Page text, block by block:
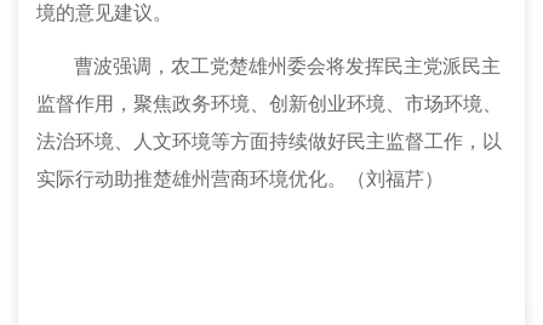
境的意见建议。
曹波强调，农工党楚雄州委会将发挥民主党派民主
监督作用 ，聚焦政务环境、 创新创业环境、 市场环境、
法治环境、人文环境等方面持续做好民主监督工作， 以
实际行动助推楚雄州营商环境优化。（刘福芹）